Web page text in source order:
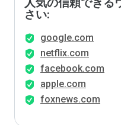
人気の信頼できる
さい:
google.com
netflix.com
facebook.com
apple.com
foxnews.com